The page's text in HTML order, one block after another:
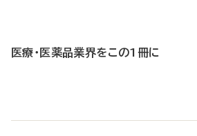
医療・医薬品業界をこの1冊に